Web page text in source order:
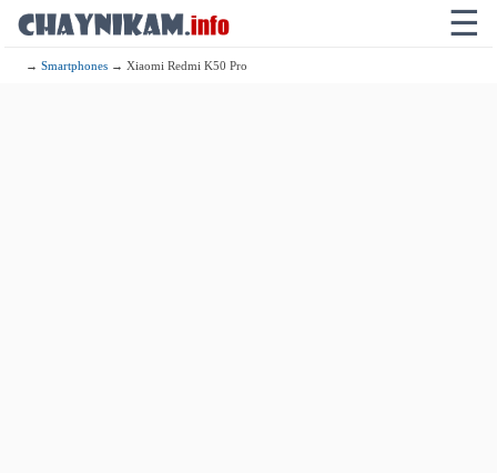
☰
→Smartphones → Xiaomi Redmi K50 Pro